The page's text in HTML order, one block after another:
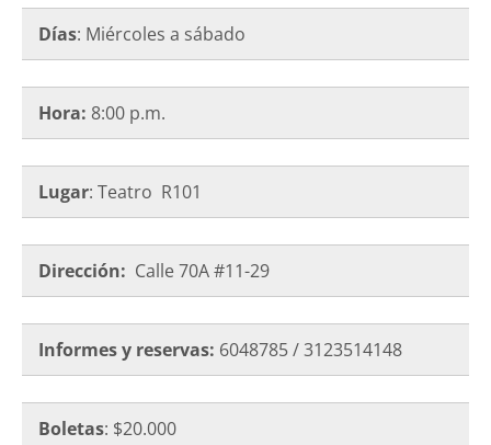
Días: Miércoles a sábado
Hora: 8:00 p.m.
Lugar: Teatro R101
Dirección: Calle 70A #11-29
Informes y reservas: 6048785 / 3123514148
Boletas: $20.000